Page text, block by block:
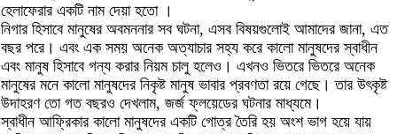
হেলাফেরার একটি নাম দেয়া হতো ।
নিগার হিসাবে মানুষের অবমননার সব ঘটনা, এসব বিষয়গুলোই আমাদের জানা, এত
বছর পরে। এবং এক সময় অনেক অত্যাচার সহ্য করে কালো মানুষদের স্বাধীন
এবং মানুষ হিসাবে গন্য করার নিয়ম চালু হলেও। এখনও ভিতরে ভিতরে অনেক
মানুষের মনে কালো মানুষদের নিকৃষ্ট মানুষ ভাবার প্রবণতা রয়ে গেছে। তার উৎকৃষ্ট
উদাহরণ তো গত বছরও দেখলাম, জর্জ ফ্লয়েডের ঘটনার মাধ্যমে।
স্বাধীন আফ্রিকার কালো মানুষদের একটি গোত্র তৈরি হয় অংশ ভাগ হয়ে যায়